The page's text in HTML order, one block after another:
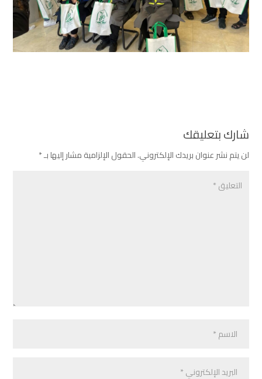
شارك بتعليقك
لن يتم نشر عنوان بريدك الإلكتروني.الحقول الإلزامية مشار إليها بـ*